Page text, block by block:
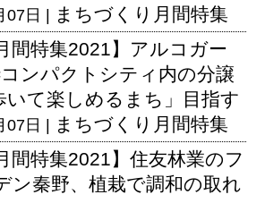
07日 | まちづくり月間特集
間特集2021】アルコガー
ンパクトシティ内の分譲
いて楽しめるまち」目指す
07日 | まちづくり月間特集
間特集2021】住友林業のフ
ン秦野、植栽で調和の取れ